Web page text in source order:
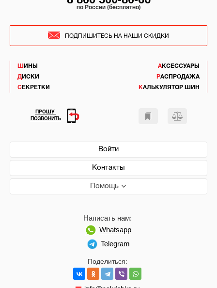
ШИНЫ
ДИСКИ
СЕКРЕТКИ
АКСЕССУАРЫ
РАСПРОДАЖА
КАЛЬКУЛЯТОР ШИН
Войти
Контакты
Помощь
Поделиться:
Написать нам:
Whatsapp
Telegram
по России (бесплатно)
ПОДПИШИТЕСЬ НА НАШИ СКИДКИ
ПРОШУ
ПОЗВОНИТЬ